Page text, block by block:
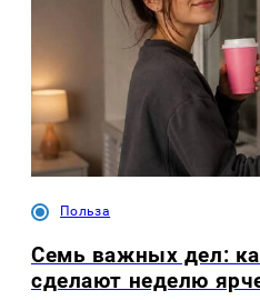
Польза
Семь важных дел:
сделают неделю